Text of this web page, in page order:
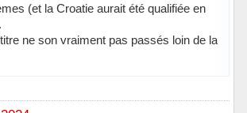
(et la Croatie aurait été qualifiée en
ne son vraiment pas passés loin de la